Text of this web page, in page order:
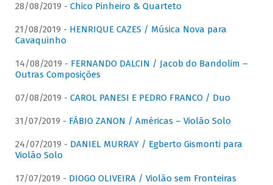
28/08/2019 - Chico Pinheiro & Quarteto
21/08/2019 - HENRIQUE CAZES / Música Nova para
Cavaquinho
14/08/2019 - FERNANDO DALCIN / Jacob do Bandolim –
Outras Composições
07/08/2019 - CAROL PANESI E PEDRO FRANCO / Duo
31/07/2019 - FÁBIO ZANON / Américas – Violão Solo
24/07/2019 - DANIEL MURRAY / Egberto Gismonti para
Violão Solo
17/07/2019 - DIOGO OLIVEIRA / Violão sem Fronteiras